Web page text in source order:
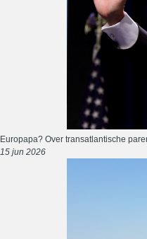
Europapa? Over transatlantische
15 jun 2026